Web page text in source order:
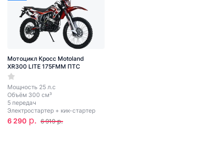
Мотоцикл Кросс Motoland
XR300 LITE 175FMM ПТС
Мощность 25 л.с
Объём 300 см³
5 передач
Электростартер + кик-стартер
6 290 р. 6 919 р.